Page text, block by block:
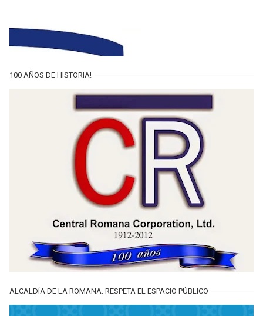
100 AÑOS DE HISTORIA!
ALCALDÍA DE LA ROMANA: RESPETA EL ESPACIO PÚBLICO